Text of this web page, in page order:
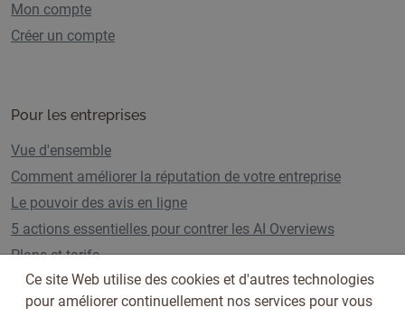
Mon compte
Créer un compte
Pour les entreprises
Vue d'ensemble
Comment améliorer la réputation de votre entreprise
Le pouvoir des avis en ligne
5 actions essentielles pour contrer les AI Overviews
Plans et tarifs
Ce site Web utilise des cookies et d'autres technologies
pour améliorer continuellement nos services pour vous